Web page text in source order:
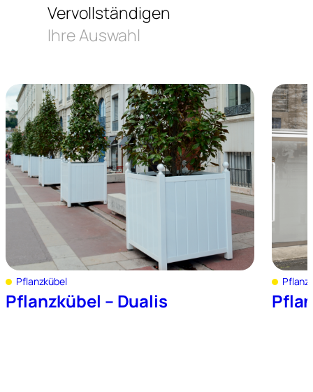
Vervollständigen
Ihre Auswahl
Pflanzkübel
Pflanzkübel – Dualis